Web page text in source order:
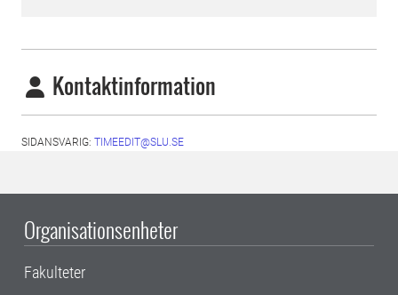
Kontaktinformation
SIDANSVARIG: TIMEEDIT@SLU.SE
Organisationsenheter
Fakulteter